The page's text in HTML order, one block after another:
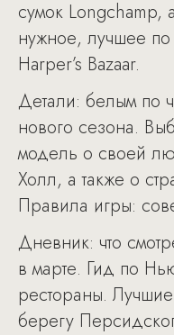
сумок Longchamp,
нужное, лучшее
Harper’s Bazaar.
Детали: белым по
нового сезона.
модель о своей
Холл, а также о
Правила игры:
Дневник: что
в марте. Гид по
рестораны.
берегу